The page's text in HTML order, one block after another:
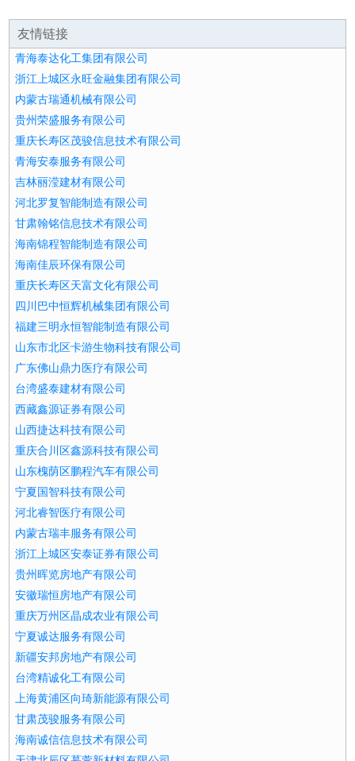
友情链接
青海泰达化工集团有限公司
浙江上城区永旺金融集团有限公司
内蒙古瑞通机械有限公司
贵州荣盛服务有限公司
重庆长寿区茂骏信息技术有限公司
青海安泰服务有限公司
吉林丽滢建材有限公司
河北罗复智能制造有限公司
甘肃翰铭信息技术有限公司
海南锦程智能制造有限公司
海南佳辰环保有限公司
重庆长寿区天富文化有限公司
四川巴中恒辉机械集团有限公司
福建三明永恒智能制造有限公司
山东市北区卡游生物科技有限公司
广东佛山鼎力医疗有限公司
台湾盛泰建材有限公司
西藏鑫源证券有限公司
山西捷达科技有限公司
重庆合川区鑫源科技有限公司
山东槐荫区鹏程汽车有限公司
宁夏国智科技有限公司
河北睿智医疗有限公司
内蒙古瑞丰服务有限公司
浙江上城区安泰证券有限公司
贵州晖览房地产有限公司
安徽瑞恒房地产有限公司
重庆万州区晶成农业有限公司
宁夏诚达服务有限公司
新疆安邦房地产有限公司
台湾精诚化工有限公司
上海黄浦区向琦新能源有限公司
甘肃茂骏服务有限公司
海南诚信信息技术有限公司